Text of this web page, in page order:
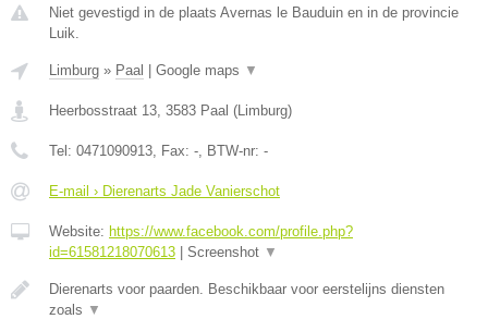
Niet gevestigd in de plaats Avernas le Bauduin en in de provincie
Luik.
Limburg » Paal Google maps ▼
Heerbosstraat 13 3583 Paal ( Limburg)
Tel: 0471090913 , Fax: - , BTW-nr: -
E-mail › Dierenarts Jade Vanierschot
Website: https://www.facebook.com/profile.php?
id=61581218070613
Screenshot ▼
Dierenarts voor paarden. Beschikbaar voor eerstelijns diensten
zoals ▼